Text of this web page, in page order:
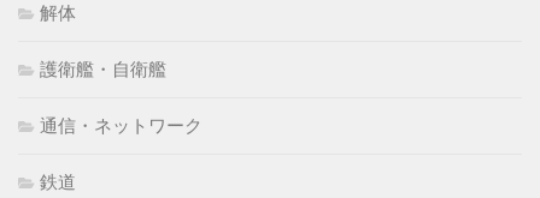
解体
護衛艦・自衛艦
通信・ネットワーク
鉄道